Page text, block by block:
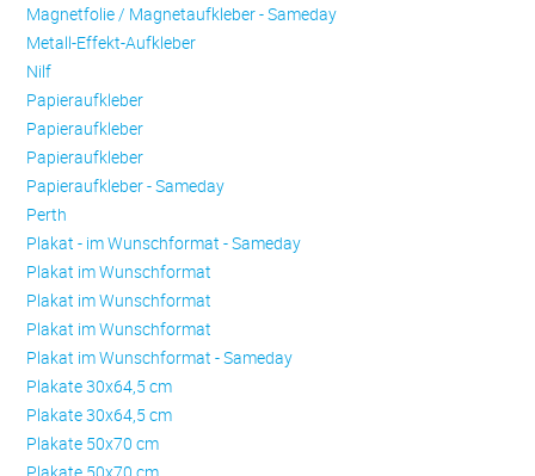
Magnetfolie / Magnetaufkleber - Sameday
Metall-Effekt-Aufkleber
Nilf
Papieraufkleber
Papieraufkleber
Papieraufkleber
Papieraufkleber - Sameday
Perth
Plakat - im Wunschformat - Sameday
Plakat im Wunschformat
Plakat im Wunschformat
Plakat im Wunschformat
Plakat im Wunschformat - Sameday
Plakate 30x64,5 cm
Plakate 30x64,5 cm
Plakate 50x70 cm